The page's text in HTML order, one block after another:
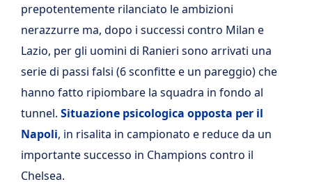
prepotentemente rilanciato le ambizioni
nerazzurre ma, dopo i successi contro Milan e
Lazio, per gli uomini di Ranieri sono arrivati una
serie di passi falsi (6 sconfitte e un pareggio) che
hanno fatto ripiombare la squadra in fondo al
tunnel. Situazione psicologica opposta per il
Napoli, in risalita in campionato e reduce da un
importante successo in Champions contro il
Chelsea.